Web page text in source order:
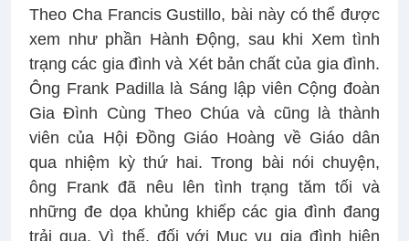
Theo Cha Francis Gustillo, bài này có thể được
xem như phần Hành Động, sau khi Xem tình
trạng các gia đình và Xét bản chất của gia đình.
Ông Frank Padilla là Sáng lập viên Cộng đoàn
Gia Đình Cùng Theo Chúa và cũng là thành
viên của Hội Đồng Giáo Hoàng về Giáo dân
qua nhiệm kỳ thứ hai. Trong bài nói chuyện,
ông Frank đã nêu lên tình trạng tăm tối và
những đe dọa khủng khiếp các gia đình đang
trải qua. Vì thế, đối với Mục vụ gia đình hiện